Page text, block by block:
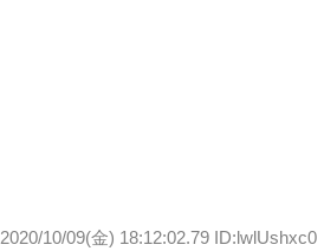
2020/10/09(金) 18:12:02.79 ID:lwlUshxc0